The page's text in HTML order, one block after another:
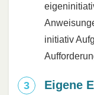
initiativ
Eigene